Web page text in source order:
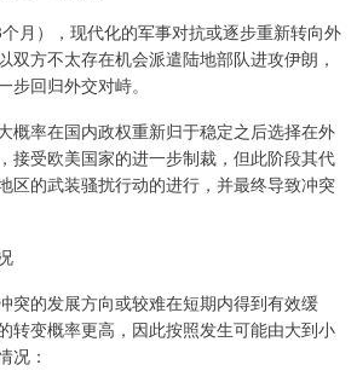
），现代化的军事对抗或逐步重新转向外
双方不太存在机会派遣陆地部队进攻伊朗，
步回归外交对峙。
率在国内政权重新归于稳定之后选择在外
接受欧美国家的进一步制裁，但此阶段其代
区的武装骚扰行动的进行，并最终导致冲突
的发展方向或较难在短期内得到有效缓
转变概率更高，因此按照发生可能由大到小
况：